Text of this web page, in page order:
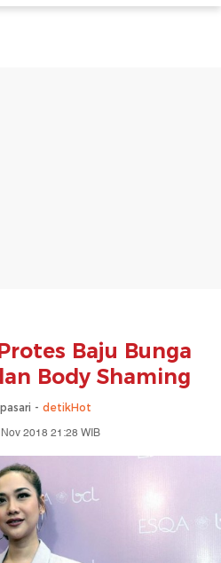
Baju Bunga
Body Shaming
- detikHot
2018 21:28 WIB